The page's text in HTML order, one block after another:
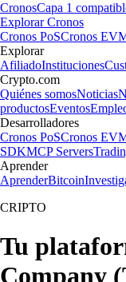
CronosCapa 1
Explorar Cronos
Cronos PoSCronos
Explorar
AfiliadoInstituciones
Crypto.com
Quiénes somosNoticias
productosEventos
Desarrolladores
Cronos PoSCronos
SDKMCP Servers
Aprender
AprenderBitcoin
CRIPTO
Tu
Company